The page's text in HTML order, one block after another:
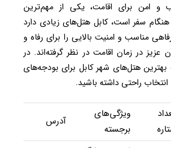
و امن برای اقامت، یکی از مهم‌ترین
سفر است، کابل هتل‌های زیادی دارد
مناسب و امنیت بالایی را برای رفاه و
در زمان اقامت در نظر گرفته‌اند. در
هتل‌های شهر کابل برای بودجه‌های
راحتی داشته باشید.
ویژگی‌های
برجسته
آدرس